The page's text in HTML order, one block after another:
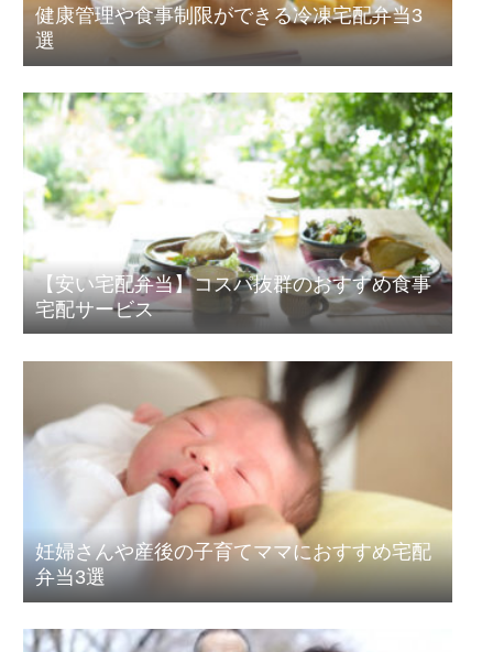
健康管理や食事制限ができる冷凍宅配弁当3
選
【安い宅配弁当】コスパ抜群のおすすめ食事
宅配サービス
妊婦さんや産後の子育てママにおすすめ宅配
弁当3選